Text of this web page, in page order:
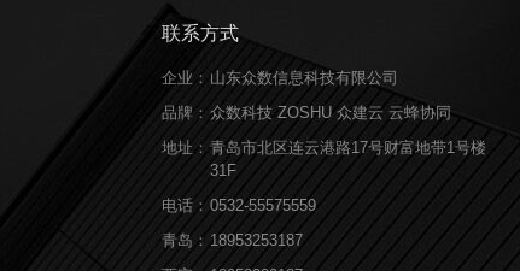
联系方式
企业： 山东众数信息科技有限公司
品牌： 众数科技 ZOSHU 众建云 云蜂协同
地址： 青岛市北区连云港路17号财富地带1号楼
31F
电话： 0532-55575559
青岛： 18953253187